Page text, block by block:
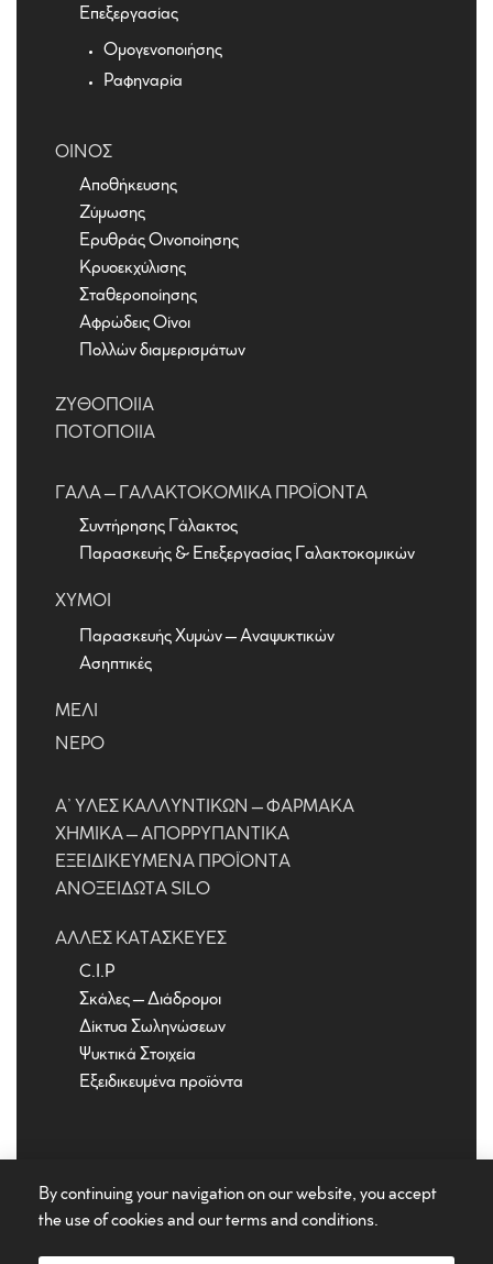
Επεξεργασίας
Ομογενοποιήσης
Ραφηναρία
ΟΊΝΟΣ
Αποθήκευσης
Ζύμωσης
Ερυθράς Οινοποίησης
Κρυοεκχύλισης
Σταθεροποίησης
Αφρώδεις Οίνοι
Πολλών διαμερισμάτων
ΖΥΘΟΠΟΙΊΑ
ΠΟΤΟΠΟΙΊΑ
ΓΆΛΑ – ΓΑΛΑΚΤΟΚΟΜΙΚΆ ΠΡΟΪΌΝΤΑ
Συντήρησης Γάλακτος
Παρασκευής & Επεξεργασίας Γαλακτοκομικών
ΧΥΜΟΊ
Παρασκευής Χυμών – Αναψυκτικών
Ασηπτικές
ΜΈΛΙ
ΝΕΡΌ
Α’ ΎΛΕΣ ΚΑΛΛΥΝΤΙΚΏΝ – ΦΑΡΜΑΚΑ
ΧΗΜΙΚΆ – ΑΠΟΡΡΥΠΑΝΤΙΚΆ
ΕΞΕΙΔΙΚΕΥΜΈΝΑ ΠΡΟΪΌΝΤΑ
ΑΝΟΞΕΊΔΩΤΑ SILO
ΆΛΛΕΣ ΚΑΤΑΣΚΕΥΈΣ
C.I.P
Σκάλες – Διάδρομοι
Δίκτυα Σωληνώσεων
Ψυκτικά Στοιχεία
Εξειδικευμένα προϊόντα
By continuing your navigation on our website, you accept
the use of cookies and ourterms and conditions.